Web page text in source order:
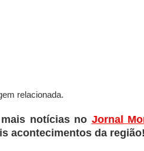
relacionada.
notícias no Jornal
acontecimentos da região!